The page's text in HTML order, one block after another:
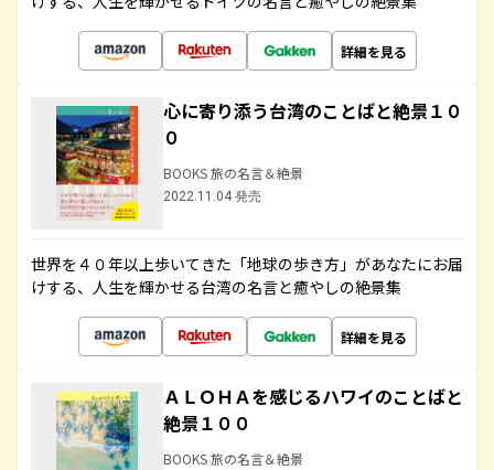
詳細を見る
心に寄り添う台湾のことばと絶景１０
０
BOOKS 旅の名言＆絶景
2022.11.04 発売
世界を４０年以上歩いてきた「地球の歩き方」があなたにお届
けする、人生を輝かせる台湾の名言と癒やしの絶景集
詳細を見る
ＡＬＯＨＡを感じるハワイのことばと
絶景１００
BOOKS 旅の名言＆絶景